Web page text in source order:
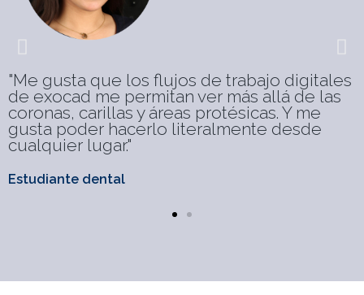
"Me gusta que los flujos de trabajo digitales
de exocad me permitan ver más allá de las
coronas, carillas y áreas protésicas. Y me
gusta poder hacerlo literalmente desde
cualquier lugar."
Estudiante dental